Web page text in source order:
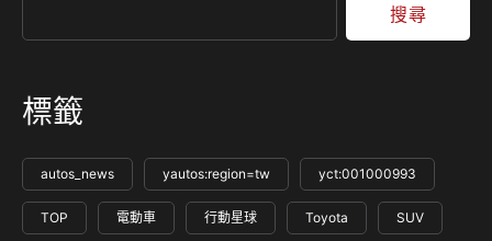
搜尋
標籤
autos_news yautos:region=tw yct:001000993
TOP 電動車 行動星球 Toyota SUV